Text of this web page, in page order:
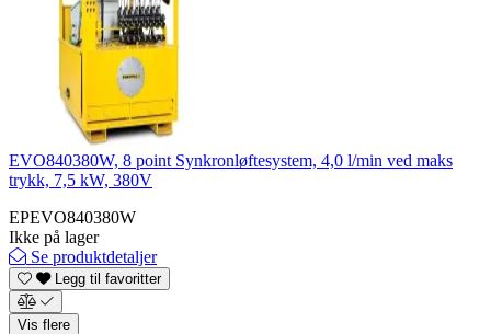
EVO840380W, 8 point Synkronløftesystem, 4,0 l/min ved maks
trykk, 7,5 kW, 380V
EPEVO840380W
Ikke på lager
Se produktdetaljer
Legg til favoritter
Vis flere